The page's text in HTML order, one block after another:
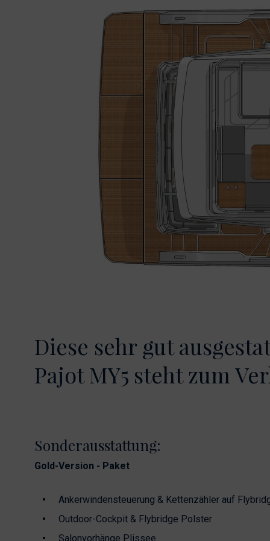
Diese sehr gut
Pajot MY5 steht zum
Sonderausstattung:
Gold-Version - Paket
Ankerwindensteuerung & Kettenzähler auf
Outdoor-Cockpit & Flybridge Polster
Salonvorhänge Plissee